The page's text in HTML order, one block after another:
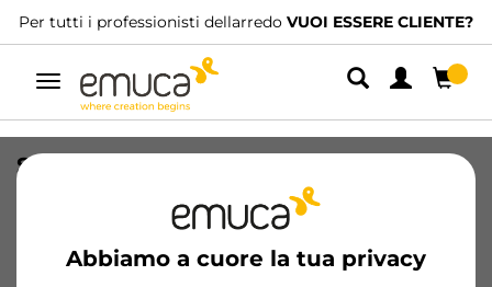
Per tutti i professionisti dellarredo VUOI ESSERE CLIENTE?
Navigazione
Abbiamo a cuore la tua privacy
Salva sifone curvo in plastica,